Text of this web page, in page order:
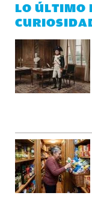
LO ÚLTIMO